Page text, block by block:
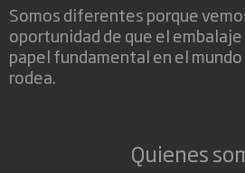
Somos diferentes porque
oportunidad de que el
papel fundamental en el mundo
rodea.
Quienes